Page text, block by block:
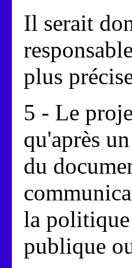
Il serait
plus
5 - Le
qu'après
du
la politique
publique